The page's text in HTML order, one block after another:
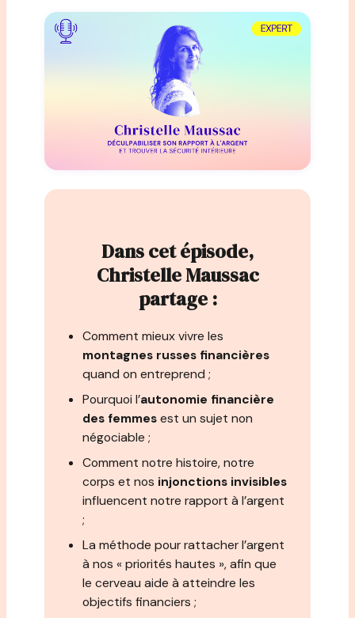
Dans cet épisode,
Christelle Maussac
partage :
Comment mieux vivre les
montagnes russes financières
quand on entreprend ;
Pourquoi l’autonomie financière
des femmesest un sujet non
négociable ;
Comment notre histoire, notre
corps et nos injonctions invisibles
influencent notre rapport à l’argent
;
La méthode pour rattacher l’argent
à nos « priorités hautes », afin que
le cerveau aide à atteindre les
objectifs financiers ;